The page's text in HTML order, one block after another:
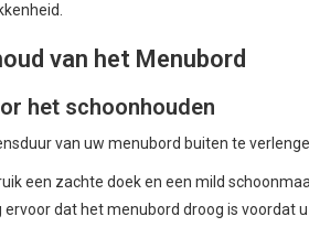
van het Menubord
het schoonhouden
van uw menubord buiten te
een zachte doek en een mild
ervoor dat het menubord droog is voordat